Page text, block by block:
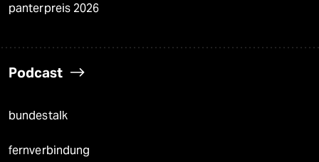
panterpreis 2026
Podcast
bundestalk
fernverbindung